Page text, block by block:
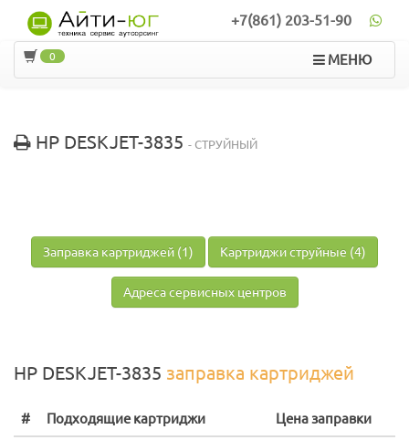
+7(861) 203-51-90
МЕНЮ
0
HP DESKJET-3835 - СТРУЙНЫЙ
Заправка картриджей (1) Картриджи струйные (4)
Адреса сервисных центров
HP DESKJET-3835 заправка картриджей
# Подходящие картриджи Цена заправки